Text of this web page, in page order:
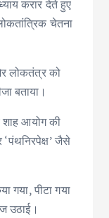
करार देते हुए
चेतना
लोकतंत्र को
बताया।
शाह आयोग की
जैसे
गया, पीटा गया
उठाई।